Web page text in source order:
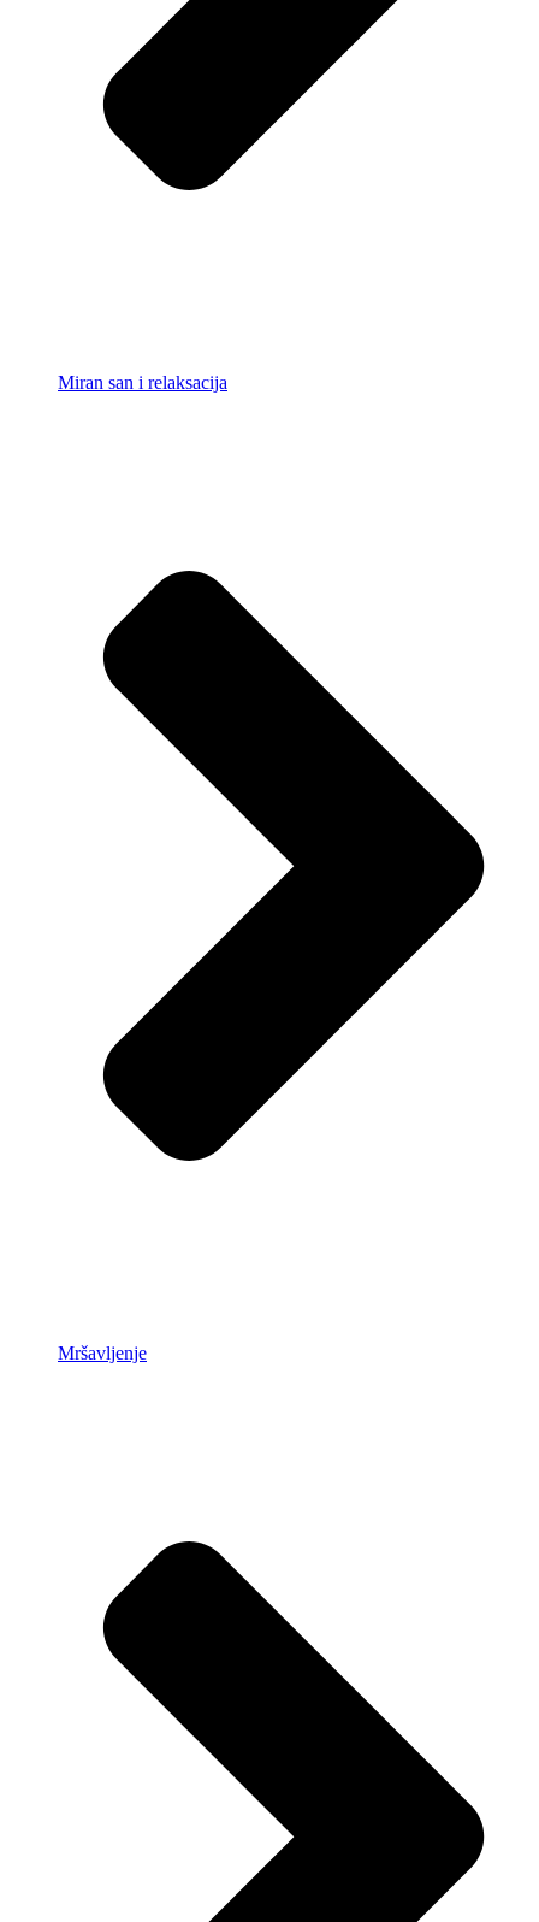
Miran san i relaksacija
Mršavljenje